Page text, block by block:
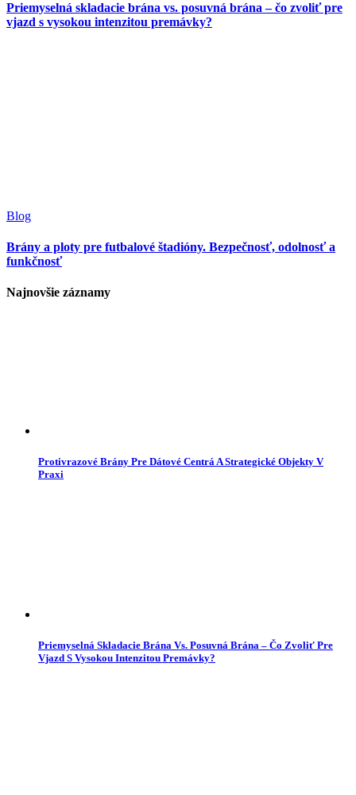
Priemyselná skladacie brána vs. posuvná brána – čo zvoliť pre
vjazd s vysokou intenzitou premávky?
Blog
Brány a ploty pre futbalové štadióny. Bezpečnosť, odolnosť a
funkčnosť
Najnovšie záznamy
Protivrazové Brány Pre Dátové Centrá A Strategické Objekty V
Praxi
Priemyselná Skladacie Brána Vs. Posuvná Brána – Čo Zvoliť Pre
Vjazd S Vysokou Intenzitou Premávky?